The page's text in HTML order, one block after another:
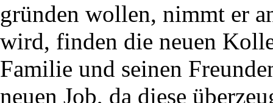
gründen wollen, nimmt er
wird, finden die neuen
Familie und seinen
neuen Job, da diese